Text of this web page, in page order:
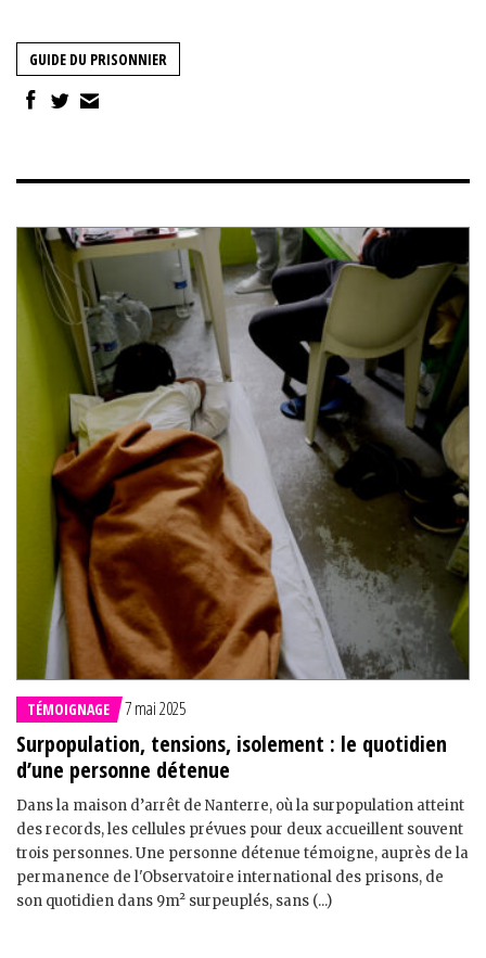
GUIDE DU PRISONNIER
TÉMOIGNAGE 7 mai 2025
Surpopulation, tensions, isolement : le quotidien
d’une personne détenue
Dans la maison d’arrêt de Nanterre, où la surpopulation atteint
des records, les cellules prévues pour deux accueillent souvent
trois personnes. Une personne détenue témoigne, auprès de la
permanence de l'Observatoire international des prisons, de
son quotidien dans 9m² surpeuplés, sans (...)